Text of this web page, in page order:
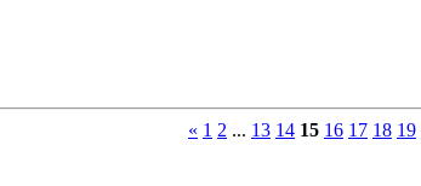
« 1 2 ... 13 14 15 16 17 18 19